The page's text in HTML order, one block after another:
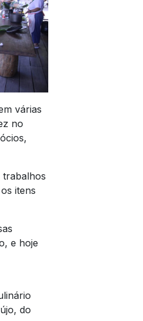
várias
no
trabalhos
itens
e hoje
do